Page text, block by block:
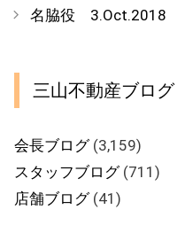
リ
名脇役 3.Oct.2018
三山不動産ブログ
会長ブログ(3,159)
スタッフブログ(711)
店舗ブログ(41)